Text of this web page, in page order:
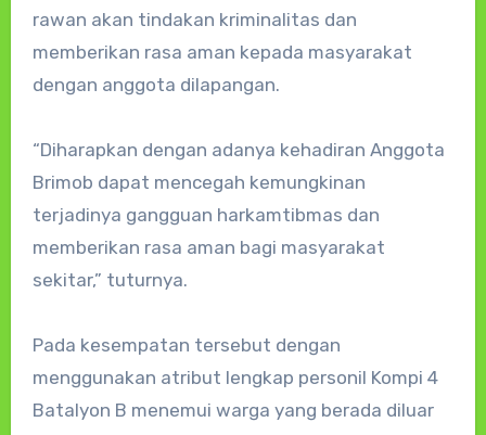
rawan akan tindakan kriminalitas dan
memberikan rasa aman kepada masyarakat
dengan anggota dilapangan.
“Diharapkan dengan adanya kehadiran Anggota
Brimob dapat mencegah kemungkinan
terjadinya gangguan harkamtibmas dan
memberikan rasa aman bagi masyarakat
sekitar,” tuturnya.
Pada kesempatan tersebut dengan
menggunakan atribut lengkap personil Kompi 4
Batalyon B menemui warga yang berada diluar